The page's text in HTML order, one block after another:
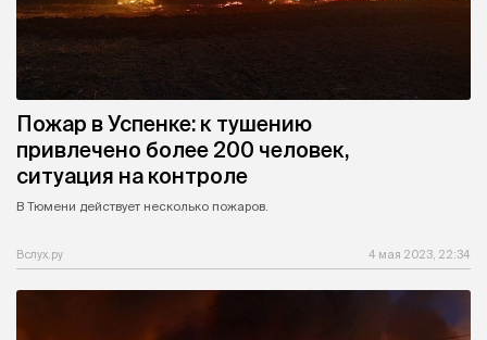
Пожар в Успенке: к тушению
привлечено более 200 человек,
ситуация на контроле
В Тюмени действует несколько пожаров.
Вслух.ру 4 мая 2023, 22:34